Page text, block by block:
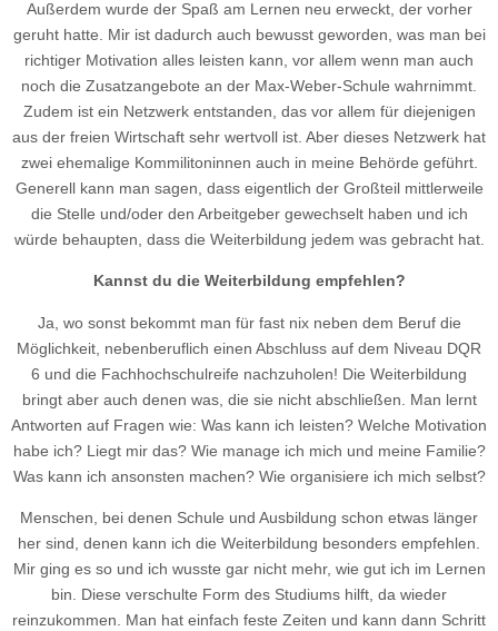
Außerdem wurde der Spaß am Lernen neu erweckt, der vorher
geruht hatte. Mir ist dadurch auch bewusst geworden, was man bei
richtiger Motivation alles leisten kann, vor allem wenn man auch
noch die Zusatzangebote an der Max-Weber-Schule wahrnimmt.
Zudem ist ein Netzwerk entstanden, das vor allem für diejenigen
aus der freien Wirtschaft sehr wertvoll ist. Aber dieses Netzwerk hat
zwei ehemalige Kommilitoninnen auch in meine Behörde geführt.
Generell kann man sagen, dass eigentlich der Großteil mittlerweile
die Stelle und/oder den Arbeitgeber gewechselt haben und ich
würde behaupten, dass die Weiterbildung jedem was gebracht hat.
Kannst du die Weiterbildung empfehlen?
Ja, wo sonst bekommt man für fast nix neben dem Beruf die
Möglichkeit, nebenberuflich einen Abschluss auf dem Niveau DQR
6 und die Fachhochschulreife nachzuholen! Die Weiterbildung
bringt aber auch denen was, die sie nicht abschließen. Man lernt
Antworten auf Fragen wie: Was kann ich leisten? Welche Motivation
habe ich? Liegt mir das? Wie manage ich mich und meine Familie?
Was kann ich ansonsten machen? Wie organisiere ich mich selbst?
Menschen, bei denen Schule und Ausbildung schon etwas länger
her sind, denen kann ich die Weiterbildung besonders empfehlen.
Mir ging es so und ich wusste gar nicht mehr, wie gut ich im Lernen
bin. Diese verschulte Form des Studiums hilft, da wieder
reinzukommen. Man hat einfach feste Zeiten und kann dann Schritt